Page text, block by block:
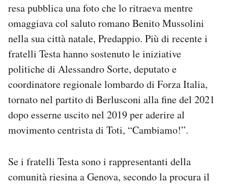
resa pubblica una foto che lo ritraeva mentre
omaggiava col saluto romano Benito Mussolini
nella sua città natale, Predappio. Più di recente i
fratelli Testa hanno sostenuto le iniziative
politiche di Alessandro Sorte, deputato e
coordinatore regionale lombardo di Forza Italia,
tornato nel partito di Berlusconi alla fine del 2021
dopo esserne uscito nel 2019 per aderire al
movimento centrista di Toti, “Cambiamo!”.
Se i fratelli Testa sono i rappresentanti della
comunità riesina a Genova, secondo la procura il